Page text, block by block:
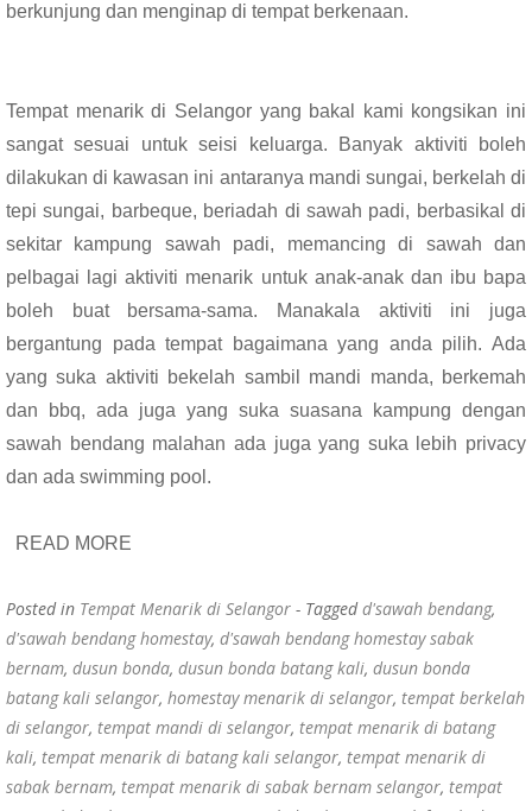
berkunjung dan menginap di tempat berkenaan.
Tempat menarik di Selangor yang bakal kami kongsikan ini
sangat sesuai untuk seisi keluarga. Banyak aktiviti boleh
dilakukan di kawasan ini antaranya mandi sungai, berkelah di
tepi sungai, barbeque, beriadah di sawah padi, berbasikal di
sekitar kampung sawah padi, memancing di sawah dan
pelbagai lagi aktiviti menarik untuk anak-anak dan ibu bapa
boleh buat bersama-sama. Manakala aktiviti ini juga
bergantung pada tempat bagaimana yang anda pilih. Ada
yang suka aktiviti bekelah sambil mandi manda, berkemah
dan bbq, ada juga yang suka suasana kampung dengan
sawah bendang malahan ada juga yang suka lebih privacy
dan ada swimming pool.
READ MORE
Posted in Tempat Menarik di Selangor - Taggedd'sawah bendang,
d'sawah bendang homestay, d'sawah bendang homestay sabak
bernam, dusun bonda, dusun bonda batang kali, dusun bonda
batang kali selangor, homestay menarik di selangor, tempat berkelah
di selangor, tempat mandi di selangor, tempat menarik di batang
kali, tempat menarik di batang kali selangor, tempat menarik di
sabak bernam, tempat menarik di sabak bernam selangor, tempat